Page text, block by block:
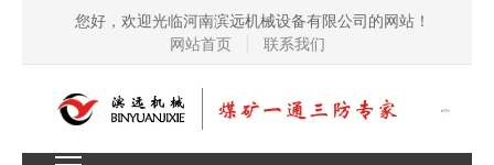
您好，欢迎光临河南滨远机械设备有限公司的网站！
网站首页
联系我们